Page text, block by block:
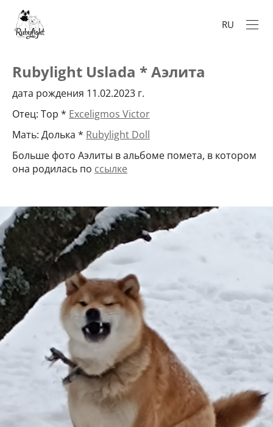
RU
Rubylight Uslada * Аэлита
дата рождения 11.02.2023 г.
Отец: Тор * Exceligmos Victor
Мать: Долька * Rubylight Doll
Больше фото Аэлиты в альбоме помета, в котором
она родилась по ссылке